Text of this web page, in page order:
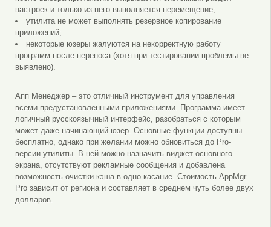
настроек и только из него выполняется перемещение;
утилита не может выполнять резервное копирование
приложений;
некоторые юзеры жалуются на некорректную работу
программ после переноса (хотя при тестировании проблемы не
выявлено).
Апп Менеджер – это отличный инструмент для управления
всеми предустановленными приложениями. Программа имеет
логичный русскоязычный интерфейс, разобраться с которым
может даже начинающий юзер. Основные функции доступны
бесплатно, однако при желании можно обновиться до Pro-
версии утилиты. В ней можно назначить виджет основного
экрана, отсутствуют рекламные сообщения и добавлена
возможность очистки кэша в одно касание. Стоимость AppMgr
Pro зависит от региона и составляет в среднем чуть более двух
долларов.